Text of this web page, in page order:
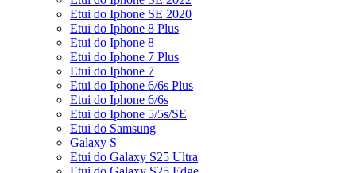
Etui do Iphone SE 2020
Etui do Iphone 8 Plus
Etui do Iphone 8
Etui do Iphone 7 Plus
Etui do Iphone 7
Etui do Iphone 6/6s Plus
Etui do Iphone 6/6s
Etui do Iphone 5/5s/SE
Etui do Samsung
Galaxy S
Etui do Galaxy S25 Ultra